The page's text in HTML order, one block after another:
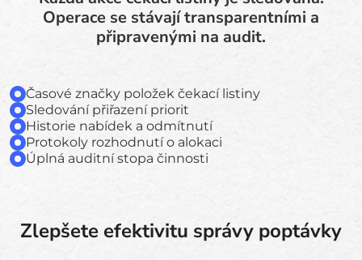
Operace se stávají transparentními a
připravenými na audit.
Časové značky položek čekací listiny
Sledování přiřazení priorit
Historie nabídek a odmítnutí
Protokoly rozhodnutí o alokaci
Úplná auditní stopa činnosti
Zlepšete efektivitu správy poptávky